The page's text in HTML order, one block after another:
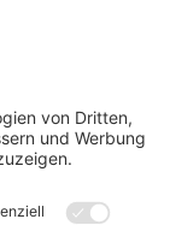
und
Ihnen individuelle